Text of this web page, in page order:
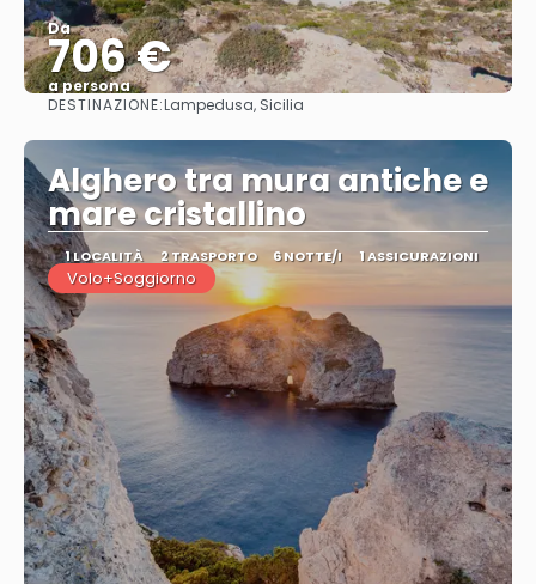
Da
706 €
a persona
Vedere
DESTINAZIONE:Lampedusa, Sicilia
Alghero tra mura antiche e
mare cristallino
1 LOCALITÀ 2 TRASPORTO 6 NOTTE/I 1 ASSICURAZIONI
Volo+Soggiorno